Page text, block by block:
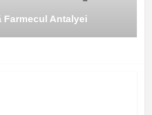
Farmecul Antalyei